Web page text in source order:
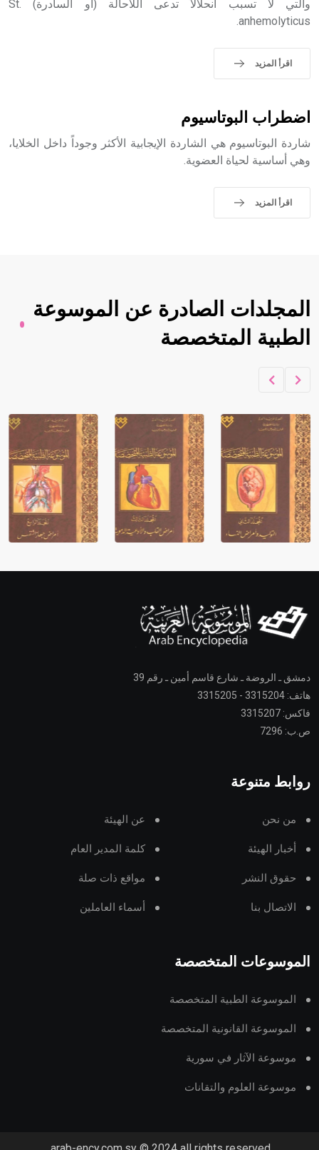
والتي لا تسبب انحلالاً تدعى اللاحالّة (أو السادرة) St.
anhemolyticus.
اقرأ المزيد
اضطراب البوتاسيوم
شاردة البوتاسيوم هي الشاردة الإيجابية الأكثر وجوداً داخل الخلايا،
وهي أساسية لحياة العضوية.
اقرأ المزيد
المجلدات الصادرة عن الموسوعة
الطبية المتخصصة
دمشق ـ الروضة ـ شارع قاسم أمين ـ رقم 39
هاتف: 3315204 - 3315205
فاكس: 3315207
ص.ب: 7296
روابط متنوعة
من نحن عن الهيئة
أخبار الهيئة كلمة المدير العام
حقوق النشر مواقع ذات صلة
الاتصال بنا أسماء العاملين
الموسوعات المتخصصة
الموسوعة الطبية المتخصصة
الموسوعة القانونية المتخصصة
موسوعة الآثار في سورية
موسوعة العلوم والتقانات